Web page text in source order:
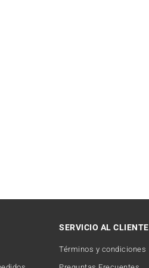
SERVICIO AL CLIENTE
Términos y condiciones